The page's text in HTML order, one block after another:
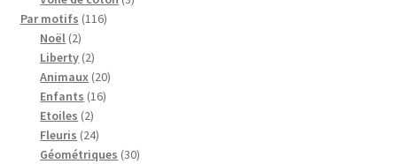
Par motifs 116116
Noël 22
produits
Liberty 22
produits
Animaux 2020
Enfants 1616
Etoiles 22
produits
Fleuris 2424
produits
Géométriques 3030